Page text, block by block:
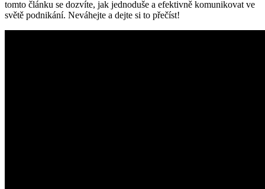
tomto článku se dozvíte, jak jednoduše a efektivně komunikovat ve
světě podnikání. Neváhejte a dejte si to přečíst!